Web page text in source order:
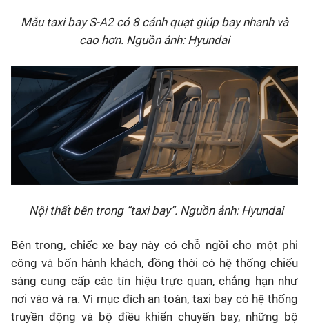
Mẫu taxi bay S-A2 có 8 cánh quạt giúp bay nhanh và
cao hơn. Nguồn ảnh: Hyundai
Nội thất bên trong “taxi bay”. Nguồn ảnh: Hyundai
Bên trong, chiếc xe bay này có chỗ ngồi cho một phi
công và bốn hành khách, đồng thời có hệ thống chiếu
sáng cung cấp các tín hiệu trực quan, chẳng hạn như
nơi vào và ra. Vì mục đích an toàn, taxi bay có hệ thống
truyền động và bộ điều khiển chuyến bay, những bộ